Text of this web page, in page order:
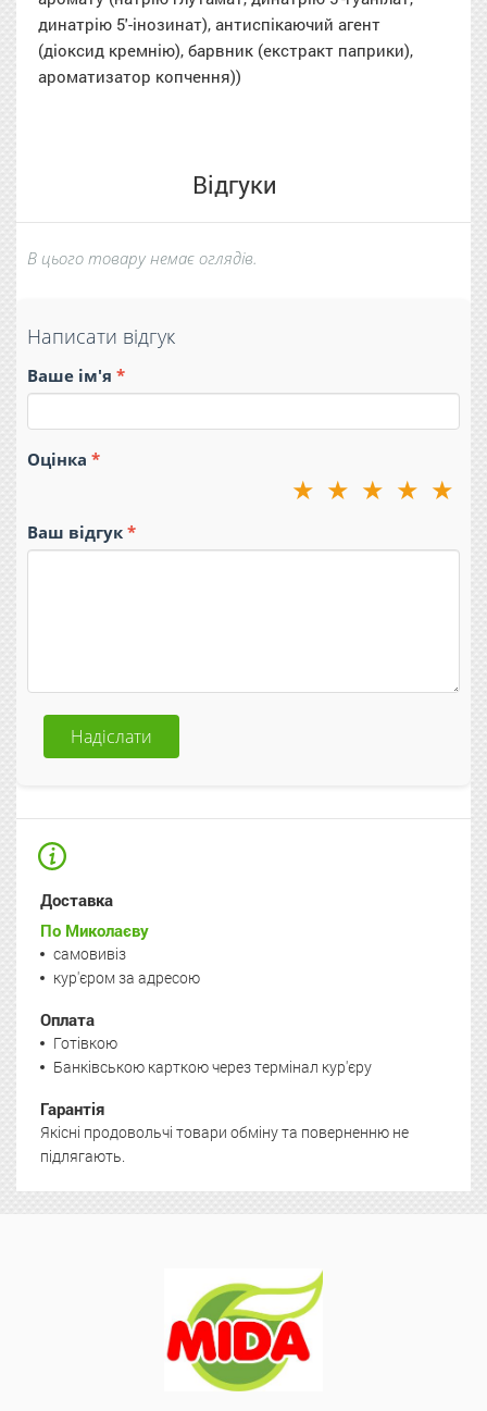
динатрію 5'-інозинат), антиспікаючий агент
(діоксид кремнію), барвник (екстракт паприки),
ароматизатор копчення))
Відгуки
В цього товару немає оглядів.
Написати відгук
Ваше ім'я
Оцінка
★
★
★
★
★
Ваш відгук
Надіслати
Доставка
По Миколаєву
самовивіз
кур'єром за адресою
Оплата
Готівкою
Банківською карткою через термінал кур'єру
Гарантія
Якісні продовольчі товари обміну та поверненню не
підлягають.